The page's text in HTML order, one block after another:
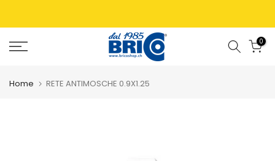
0
Home RETE ANTIMOSCHE 0.9X1.25